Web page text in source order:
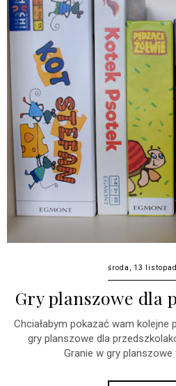
środa, 13
Gry planszowe dla
Chciałabym pokazać wam kolejne
gry planszowe dla
Granie w gry planszowe